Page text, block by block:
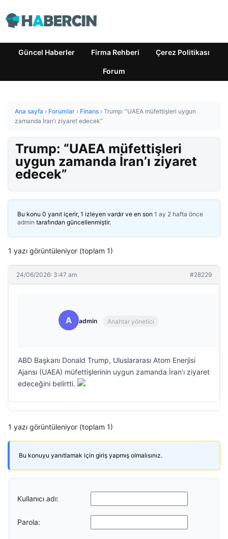
Güncel Haberler Firma Rehberi Çerez Politikası
Forum
Ana sayfa › Forumlar › Finans › Trump: “UAEA müfettişleri uygun
zamanda İran’ı ziyaret edecek”
Trump: “UAEA müfettişleri
uygun zamanda İran’ı ziyaret
edecek”
Bu konu 0 yanıt içerir, 1 izleyen vardır ve en son 1 ay 2 hafta önce
admin tarafından güncellenmiştir.
1 yazı görüntüleniyor (toplam 1)
24/06/2026: 3:47 am #28229
A admin Anahtar yönetici
ABD Başkanı Donald Trump, Uluslararası Atom Enerjisi
Ajansı (UAEA) müfettişlerinin uygun zamanda İran’ı ziyaret
edeceğini belirtti.
1 yazı görüntüleniyor (toplam 1)
Bu konuyu yanıtlamak için giriş yapmış olmalısınız.
Kullanıcı adı:
Parola: